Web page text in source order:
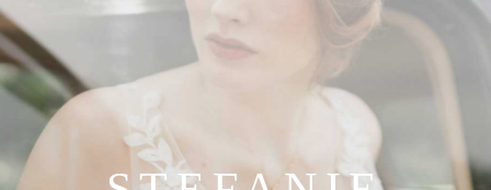
Hochzeitsreportagen